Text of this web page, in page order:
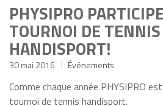
PHYSIPRO
TOURNOI DE TENNIS
HANDISPORT!
30 mai 2016 Événements
Comme chaque année PHYSIPRO
tournoi de tennis handisport.